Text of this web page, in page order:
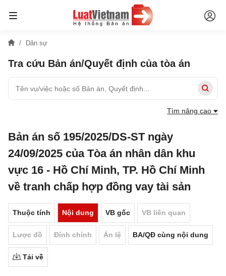
Dân sự
Tra cứu Bản án/Quyết định của tòa án
Tìm nâng cao
Bản án số 195/2025/DS-ST ngày
24/09/2025 của Tòa án nhân dân khu
vực 16 - Hồ Chí Minh, TP. Hồ Chí Minh
về tranh chấp hợp đồng vay tài sản
Thuộc tính Nội dung VB gốc VB liên quan
Lược đồ Đính chính Án lệ BA/QĐ cùng nội dung
Tải về